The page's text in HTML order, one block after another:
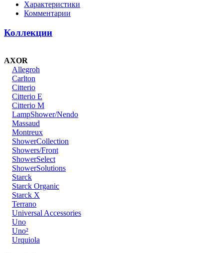
Характеристики
Комментарии
Коллекции
AXOR
Allegroh
Carlton
Citterio
Citterio E
Citterio M
LampShower/Nendo
Massaud
Montreux
ShowerCollection
Showers/Front
ShowerSelect
ShowerSolutions
Starck
Starck Organic
Starck X
Terrano
Universal Accessories
Uno
Uno²
Urquiola